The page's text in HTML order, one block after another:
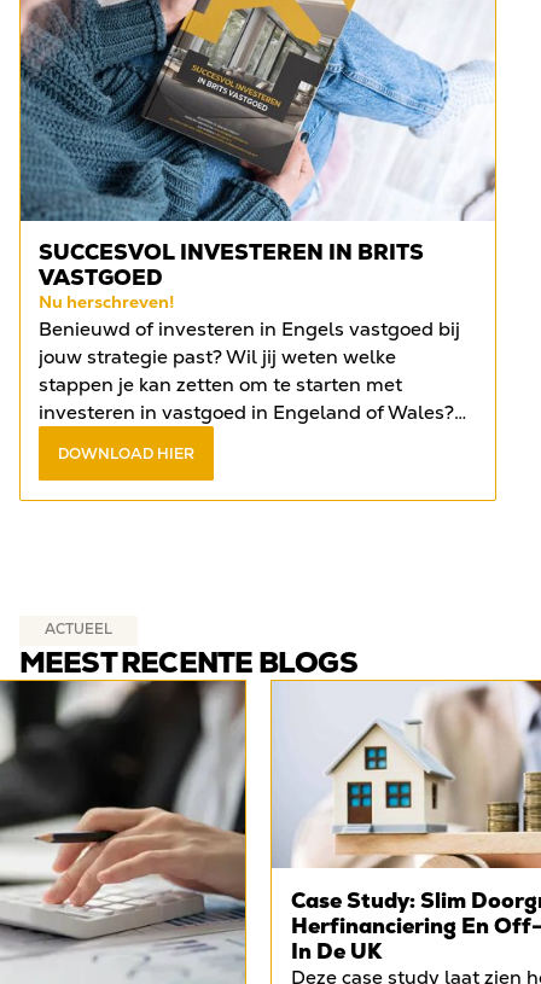
SUCCESVOL INVESTEREN IN BRITS
VASTGOED
Nu herschreven!
Benieuwd of investeren in Engels vastgoed bij
jouw strategie past? Wil jij weten welke
stappen je kan zetten om te starten met
investeren in vastgoed in Engeland of Wales?
DOWNLOAD HIER
ACTUEEL
MEEST RECENTE BLOGS
Case Study: Slim
Herfinanciering En
In De UK
Deze case study laat zien